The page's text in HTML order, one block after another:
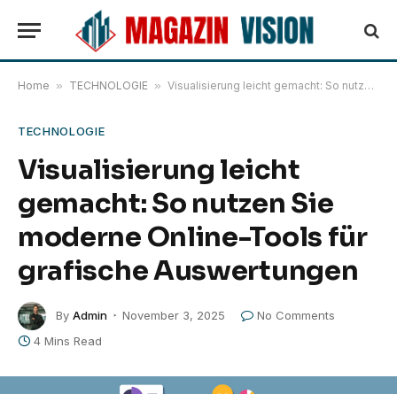
Home » TECHNOLOGIE » Visualisierung leicht gemacht: So nutzen Sie moderne Online-Tools für grafische Auswertungen
TECHNOLOGIE
Visualisierung leicht
gemacht: So nutzen Sie
moderne Online-Tools für
grafische Auswertungen
By Admin November 3, 2025
No Comments
4 Mins Read